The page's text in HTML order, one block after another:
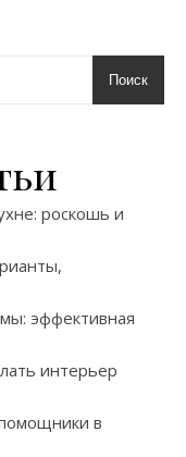
Поиск
роскошь и
эффективная
интерьер
в